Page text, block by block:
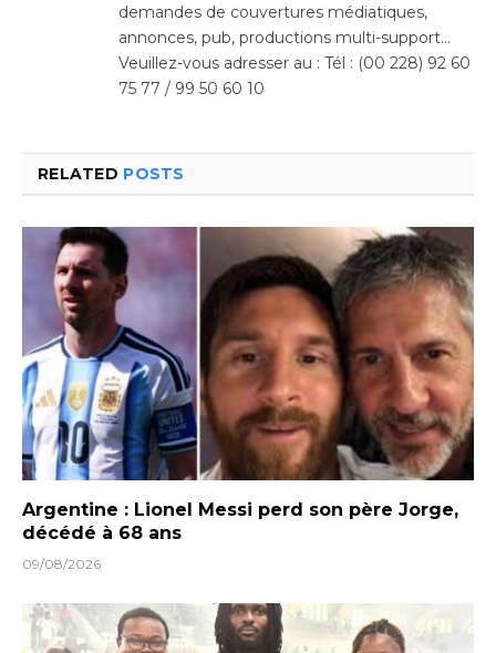
demandes de couvertures médiatiques,
annonces, pub, productions multi-support…
Veuillez-vous adresser au : Tél : (00 228) 92 60
75 77 / 99 50 60 10
RELATED POSTS
Argentine : Lionel Messi perd son père Jorge,
décédé à 68 ans
09/08/2026